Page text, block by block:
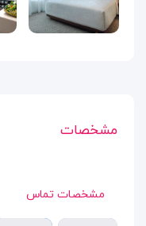
مشخصات
مشخصات تماس